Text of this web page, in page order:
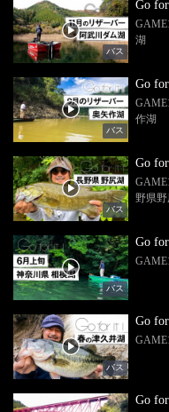
バス
Go for
湖
バス
Go for
作湖
バス
Go for
野県野
バス
Go for
バス
Go for
Go for